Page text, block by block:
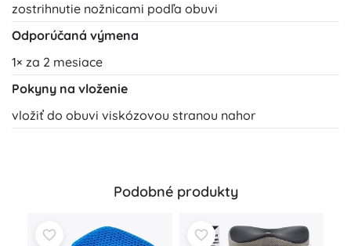
zostrihnutie nožnicami podľa obuvi
Odporúčaná výmena
1× za 2 mesiace
Pokyny na vloženie
vložiť do obuvi viskózovou stranou nahor
Podobné produkty